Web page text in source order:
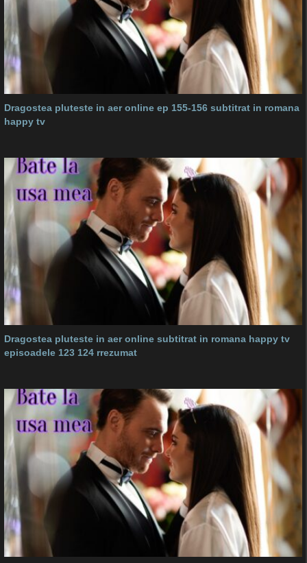
Dragostea pluteste in aer online ep 155-156 subtitrat in romana
happy tv
Dragostea pluteste in aer online subtitrat in romana happy tv
episoadele 123 124 rrezumat